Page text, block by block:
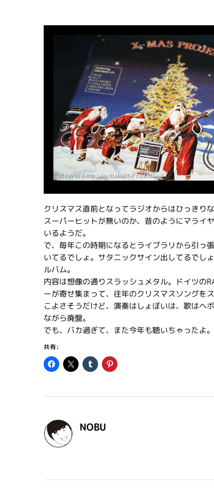
クリスマス直前となってラジオからはひっきり
スーパーヒットが無いのか、昔のようにマライ
いるようだ。
で、毎年この時期になるとライブラリから引っ
いてるでしょ。サタニックサイン出してるでし
ルバム。
内容は想像の通りスラッシュメタル。ドイツの
ーが寄せ集まって、往年のクリスマスソングを
こよさそうだけど、演奏はしょぼいは、歌はヘ
ながら廃盤。
でも、バカ過ぎて、また今年も聴いちゃったよ
共有:
NOBU